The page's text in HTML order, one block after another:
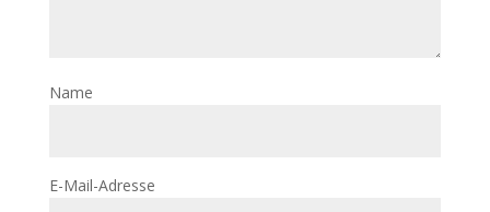
Name
E-Mail-Adresse